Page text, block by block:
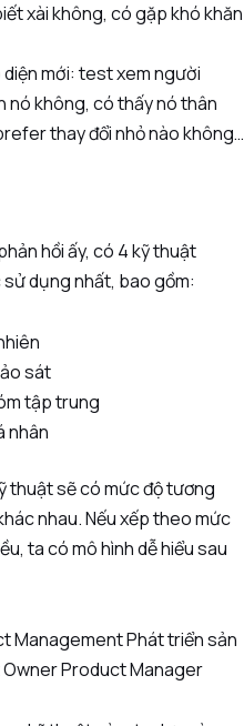
xài không, có gặp khó khăn
mới: test xem người
nó không, có thấy nó thân
thay đổi nhỏ nào không…
hồi ấy, có 4 kỹ thuật
dụng nhất, bao gồm:
sát
tập trung
nhân
thuật sẽ có mức độ tương
nhau. Nếu xếp theo mức
ta có mô hình dễ hiểu sau